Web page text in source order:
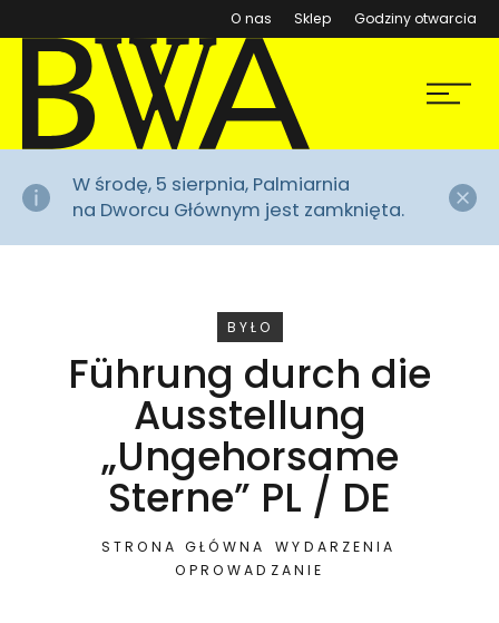
O nas Sklep (otwiera się w nowym
Godziny otwarcia
BWA Wrocław
Galerie Sztuki Współczesnej
Menu
W środę, 5 sierpnia, Palmiarnia
na Dworcu Głównym jest zamknięta.
WYDARZENIE
BYŁO
Führung durch die
Ausstellung
„Ungehorsame
Sterne” PL / DE
STRONA GŁÓWNA
WYDARZENIA
OPROWADZANIE